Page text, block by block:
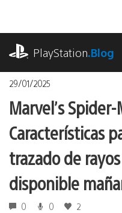
contenido
PlayStation.Blog
29/01/2025
Marvel’s
Características
trazado de
disponible
0 0 2